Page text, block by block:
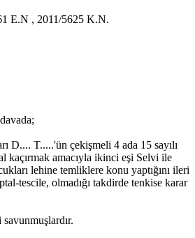
E.N , 2011/5625 K.N.
D.... T.....'ün çekişmeli 4 ada 15 sayılı
kaçırmak amacıyla ikinci eşi Selvi ile
lehine temliklere konu yaptığını ileri
tescile, olmadığı takdirde tenkise karar